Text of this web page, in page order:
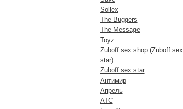
Sollex
The Buggers
The Message
Toyz
Zuboff sex shop (Zuboff sex
star)
Zuboff sex star
Антимир
Апрель
АТС